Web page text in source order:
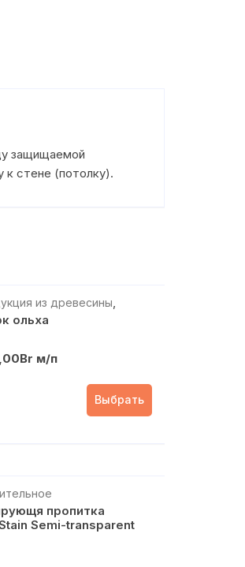
защищаемой
к стене (потолку).
из древесины,
ольха
Br м/п
Выбрать
пропитка
Semi-transparent